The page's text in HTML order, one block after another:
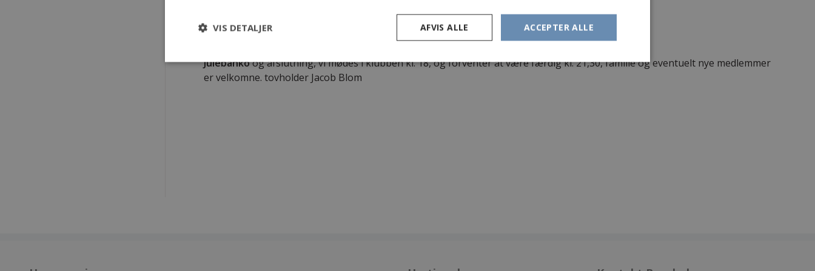
DECEMBER
Julebankoog afslutning, vi mødes i klubben kl. 18, og forventer at være færdig kl. 21,30, familie og eventuelt nye medlemmer
er velkomne. tovholder Jacob Blom
ACCEPTER ALLE
AFVIS ALLE
VIS DETALJER